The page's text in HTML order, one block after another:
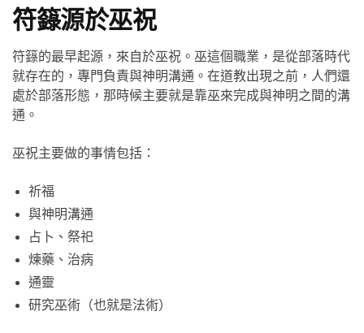
符籙源於巫祝
符籙的最早起源，來自於巫祝。巫這個職業，是從部落時代
就存在的，專門負責與神明溝通。在道教出現之前，人們還
處於部落形態，那時候主要就是靠巫來完成與神明之間的溝
通。
巫祝主要做的事情包括：
祈福
與神明溝通
占卜、祭祀
煉藥、治病
通靈
研究巫術（也就是法術）